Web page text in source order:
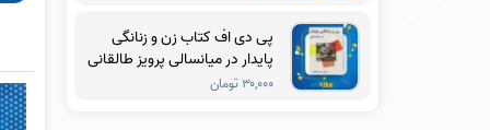
پی دی اف کتاب زن و زنانگی
پایدار در میانسالی پرویز طالقانی
۳۰,۰۰۰ تومان